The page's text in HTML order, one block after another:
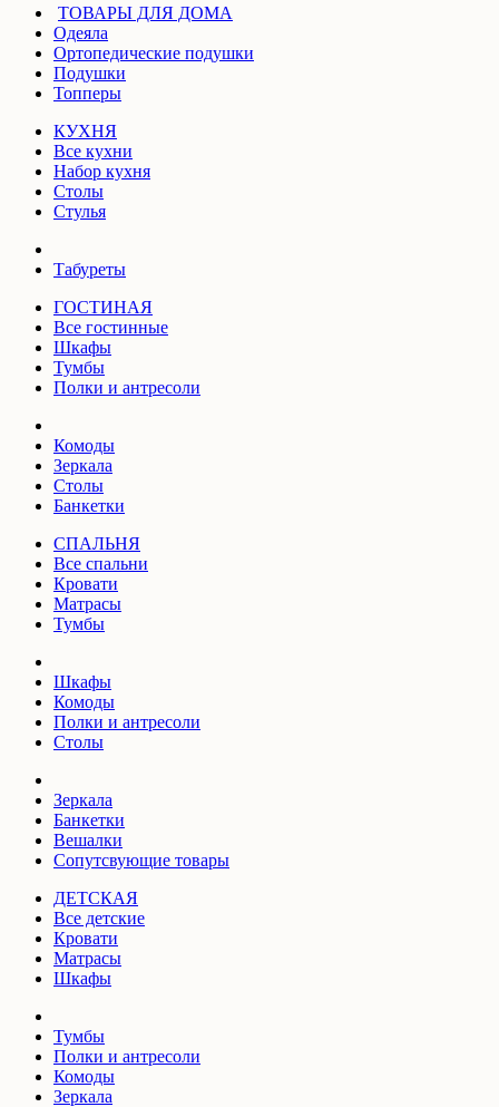
ТОВАРЫ ДЛЯ ДОМА
Одеяла
Ортопедические подушки
Подушки
Топперы
КУХНЯ
Все кухни
Набор кухня
Столы
Стулья
Табуреты
ГОСТИНАЯ
Все гостинные
Шкафы
Тумбы
Полки и антресоли
Комоды
Зеркала
Столы
Банкетки
СПАЛЬНЯ
Все спальни
Кровати
Матрасы
Тумбы
Шкафы
Комоды
Полки и антресоли
Столы
Зеркала
Банкетки
Вешалки
Сопутсвующие товары
ДЕТСКАЯ
Все детские
Кровати
Матрасы
Шкафы
Тумбы
Полки и антресоли
Комоды
Зеркала